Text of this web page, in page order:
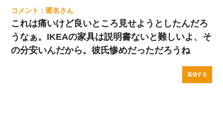
匿名
これは痛いけど良いところ見せようとしたんだろ
うなぁ。IKEAの家具は説明書ないと難しいよ、そ
の分安いんだから。彼氏惨めだっただろうね
返信する